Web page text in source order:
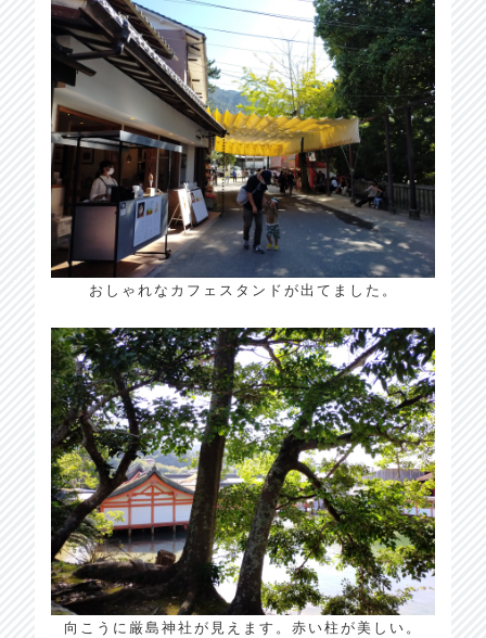
おしゃれなカフェスタンドが出てました。
向こうに厳島神社が見えます。赤い柱が美しい。